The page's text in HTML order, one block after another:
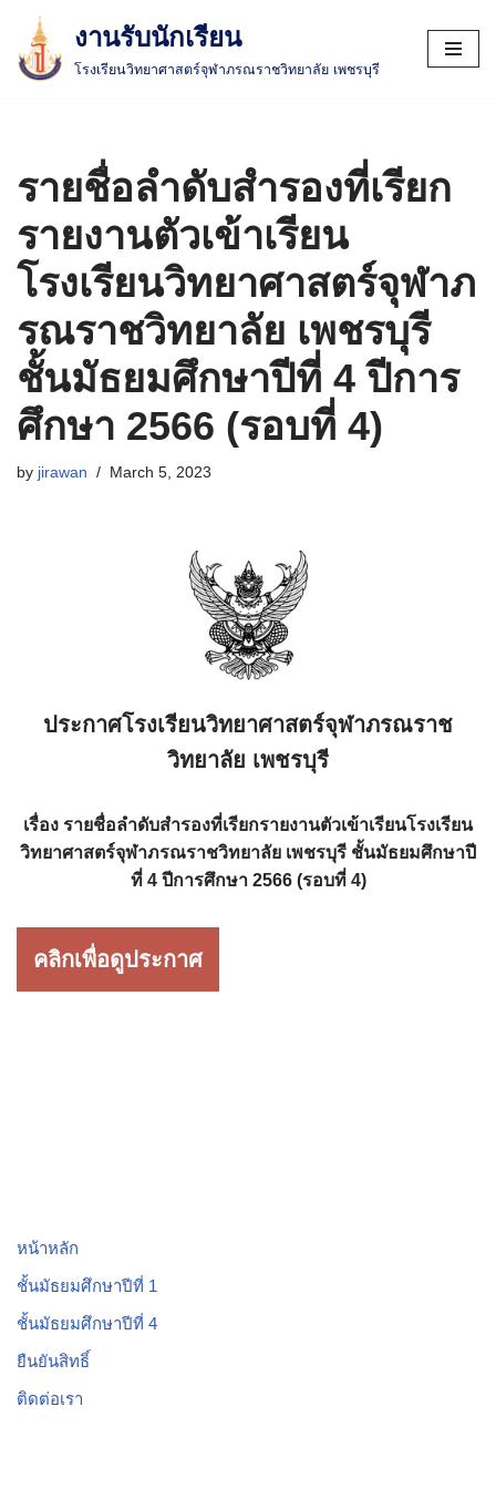
Skip
งานรับนักเรียน
โรงเรียนวิทยาศาสตร์จุฬาภรณราชวิทยาลัย เพชรบุรี
รายชื่อลำดับสำรองที่เรียก
รายงานตัวเข้าเรียน
โรงเรียนวิทยาศาสตร์จุฬาภ
รณราชวิทยาลัย เพชรบุรี
ชั้นมัธยมศึกษาปีที่ 4 ปีการ
ศึกษา 2566 (รอบที่ 4)
by jirawan March 5, 2023
ประกาศโรงเรียนวิทยาศาสตร์จุฬาภรณราช
วิทยาลัย เพชรบุรี
เรื่อง รายชื่อลำดับสำรองที่เรียกรายงานตัวเข้าเรียนโรงเรียน
วิทยาศาสตร์จุฬาภรณราชวิทยาลัย เพชรบุรี ชั้นมัธยมศึกษาปี
ที่ 4 ปีการศึกษา 2566 (รอบที่ 4)
คลิกเพื่อดูประกาศ
หน้าหลัก
ชั้นมัธยมศึกษาปีที่ 1
ชั้นมัธยมศึกษาปีที่ 4
ยืนยันสิทธิ์
ติดต่อเรา